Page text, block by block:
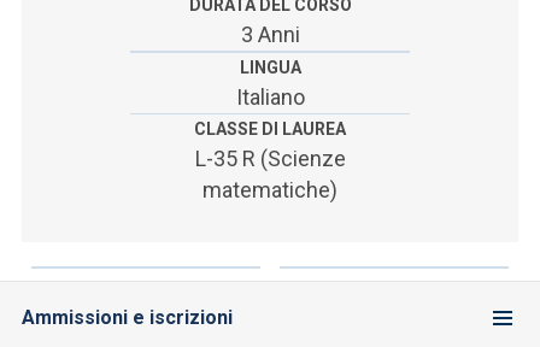
SEI UN DOCENTE O UN MEMBRO DELLO STAFF
ACCEDI A CLOUDMAIL
DURATA DEL CORSO
3 Anni
LINGUA
Italiano
CLASSE DI LAUREA
L-35 R (Scienze
matematiche)
Ammissioni e iscrizioni